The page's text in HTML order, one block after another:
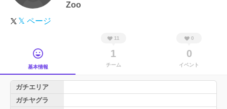
Zoo
𝕏 ページ
基本情報
11
1
チーム
0
0
イベント
ガチエリア
ガチヤグラ